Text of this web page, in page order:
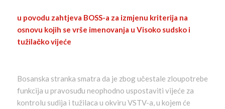
u povodu zahtjeva BOSS-a za izmjenu kriterija na
osnovu kojih se vrše imenovanja u Visoko sudsko i
tužilačko vijeće
Bosanska stranka smatra da je zbog učestale zloupotrebe
funkcija u pravosuđu neophodno uspostaviti vijeće za
kontrolu sudija i tužilaca u okviru VSTV-a, u kojem će